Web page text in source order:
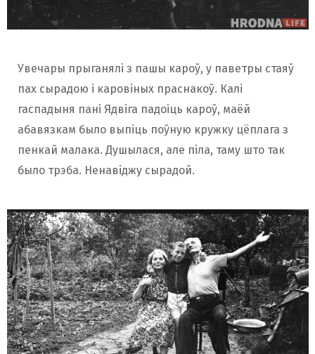
Увечары прыганялі з пашы кароў, у паветры стаяў
пах сырадою і каровіных праснакоў. Калі
гаспадыня пані Ядвіга падоіць кароў, маёй
абавязкам было выпіць поўную кружку цёплага з
пенкай малака. Душылася, але піла, таму што так
было трэба. Ненавіджу сырадой.